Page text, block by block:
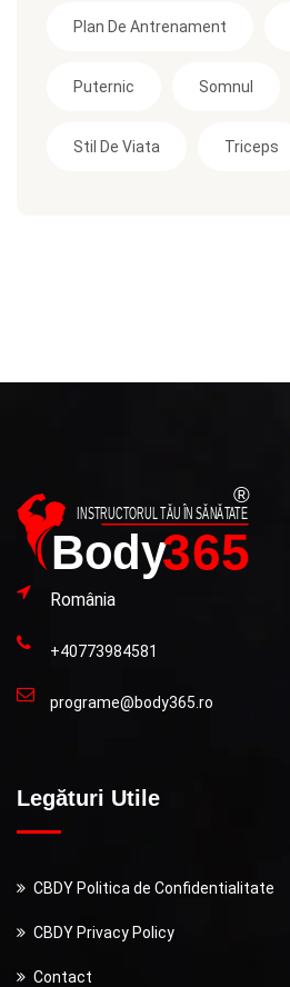
Plan De Antrenament
Puternic Somnul
Stil De Viata Triceps
România
+40773984581
programe@body365.ro
Legături Utile
CBDY Politica de Confidentialitate
CBDY Privacy Policy
Contact